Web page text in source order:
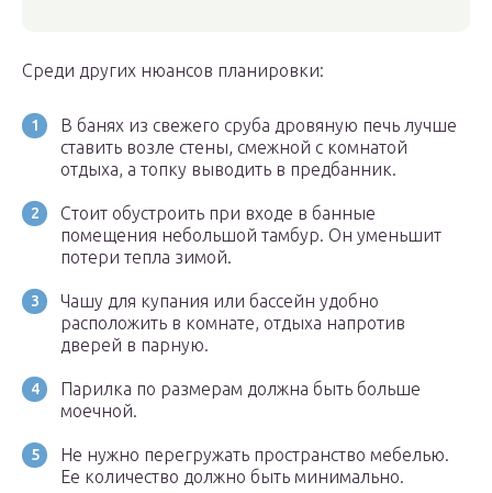
Среди других нюансов планировки:
В банях из свежего сруба дровяную печь лучше
ставить возле стены, смежной с комнатой
отдыха, а топку выводить в предбанник.
Стоит обустроить при входе в банные
помещения небольшой тамбур. Он уменьшит
потери тепла зимой.
Чашу для купания или бассейн удобно
расположить в комнате, отдыха напротив
дверей в парную.
Парилка по размерам должна быть больше
моечной.
Не нужно перегружать пространство мебелью.
Ее количество должно быть минимально.